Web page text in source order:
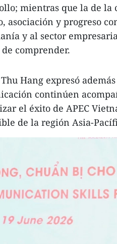
mientras que la de
asociación y progreso
y al sector
comprender.
Hang expresó
continúen
el éxito de APEC
de la región Asia-